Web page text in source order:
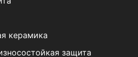
керамика
защита